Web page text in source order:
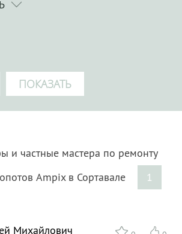
и частные мастера по ремонту
Ampix в Сортавале
1
Михайлович